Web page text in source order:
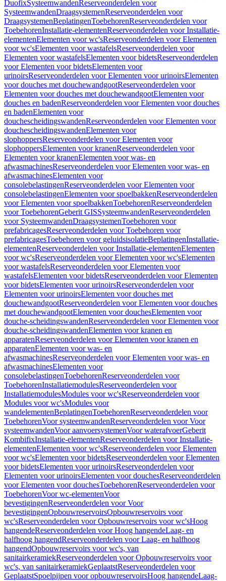
DuofixSysteemwandenReserveonderdelen voor
SysteemwandenDraagsystemenReserveonderdelen voor
DraagsystemenBeplatingenToebehorenReserveonderdelen voor
ToebehorenInstallatie-elementenReserveonderdelen voor Installatie-
elementenElementen voor wc'sReserveonderdelen voor Elementen
voor wc'sElementen voor wastafelsReserveonderdelen voor
Elementen voor wastafelsElementen voor bidetsReserveonderdelen
voor Elementen voor bidetsElementen voor
urinoirsReserveonderdelen voor Elementen voor urinoirsElementen
voor douches met douchewandgootReserveonderdelen voor
Elementen voor douches met douchewandgootElementen voor
douches en badenReserveonderdelen voor Elementen voor douches
en badenElementen voor
douchescheidingswandenReserveonderdelen voor Elementen voor
douchescheidingswandenElementen voor
slophoppersReserveonderdelen voor Elementen voor
slophoppersElementen voor kranenReserveonderdelen voor
Elementen voor kranenElementen voor was- en
afwasmachinesReserveonderdelen voor Elementen voor was- en
afwasmachinesElementen voor
consolebelastingenReserveonderdelen voor Elementen voor
consolebelastingenElementen voor spoelbakkenReserveonderdelen
voor Elementen voor spoelbakkenToebehorenReserveonderdelen
voor ToebehorenGeberit GISSysteemwandenReserveonderdelen
voor SysteemwandenDraagsystemenToebehoren voor
prefabricagesReserveonderdelen voor Toebehoren voor
prefabricagesToebehoren voor geluidsisolatieBeplatingenInstallatie-
elementenReserveonderdelen voor Installatie-elementenElementen
voor wc'sReserveonderdelen voor Elementen voor wc'sElementen
voor wastafelsReserveonderdelen voor Elementen voor
wastafelsElementen voor bidetsReserveonderdelen voor Elementen
voor bidetsElementen voor urinoirsReserveonderdelen voor
Elementen voor urinoirsElementen voor douches met
douchewandgootReserveonderdelen voor Elementen voor douches
met douchewandgootElementen voor douchesElementen voor
douche-scheidingswandenReserveonderdelen voor Elementen voor
douche-scheidingswandenElementen voor kranen en
apparatenReserveonderdelen voor Elementen voor kranen en
apparatenElementen voor was- en
afwasmachinesReserveonderdelen voor Elementen voor was- en
afwasmachinesElementen voor
consolebelastingenToebehorenReserveonderdelen voor
ToebehorenInstallatiemodulesReserveonderdelen voor
InstallatiemodulesModules voor wc'sReserveonderdelen voor
Modules voor wc'sModules voor
wandelementenBeplatingenToebehorenReserveonderdelen voor
ToebehorenVoor systeemwandenReserveonderdelen voor Voor
systeemwandenVoor aanvoersystemenVoor waterafvoerGeberit
KombifixInstallatie-elementenReserveonderdelen voor Installatie-
elementenElementen voor wc'sReserveonderdelen voor Elementen
voor wc'sElementen voor bidetsReserveonderdelen voor Elementen
voor bidetsElementen voor urinoirsReserveonderdelen voor
Elementen voor urinoirsElementen voor douchesReserveonderdelen
voor Elementen voor douchesToebehorenReserveonderdelen voor
ToebehorenVoor wc-elementenVoor
bevestigingenReserveonderdelen voor Voor
bevestigingenOpbouwreservoirsOpbouwreservoirs voor
wc'sReserveonderdelen voor Opbouwreservoirs voor wc'sHoog
hangendeReserveonderdelen voor Hoog hangendeLaag- en
halfhoog hangendReserveonderdelen voor Laag- en halfhoog
hangendOpbouwreservoirs voor wc's, van
sanitairkeramiekReserveonderdelen voor Opbouwreservoirs voor
wc's, van sanitairkeramiekGeplaatstReserveonderdelen voor
GeplaatstSpoelpijpen voor opbouwreservoirsHoog hangendeLaag-